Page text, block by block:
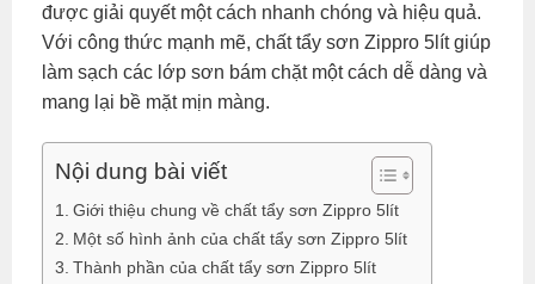
được giải quyết một cách nhanh chóng và hiệu quả.
Với công thức mạnh mẽ, chất tẩy sơn Zippro 5lít giúp
làm sạch các lớp sơn bám chặt một cách dễ dàng và
mang lại bề mặt mịn màng.
Nội dung bài viết
Giới thiệu chung về chất tẩy sơn Zippro 5lít
Một số hình ảnh của chất tẩy sơn Zippro 5lít
Thành phần của chất tẩy sơn Zippro 5lít